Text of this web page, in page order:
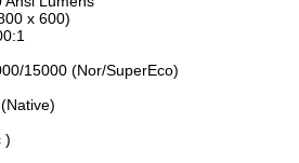
x 600)
phản: 22.000:1
15000 (Nor/SuperEco)
thị: 1.07 tỷ
)